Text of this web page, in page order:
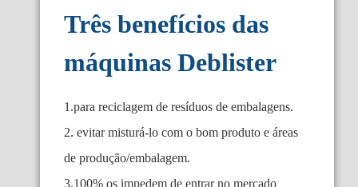
Três benefícios das
máquinas Deblister
1.para reciclagem de resíduos de embalagens.
2. evitar misturá-lo com o bom produto e áreas
de produção/embalagem.
3,100% os impedem de entrar no mercado